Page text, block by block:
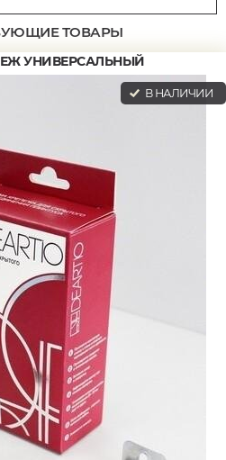
ТОВАРЫ
УНИВЕРСАЛЬНЫЙ
В НАЛИЧИИ